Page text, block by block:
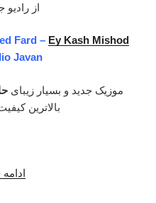
از رادیو
Fard – Ey Kash Mishod
Javan
موزیک جدید و بسیار زیبای
بالاترین